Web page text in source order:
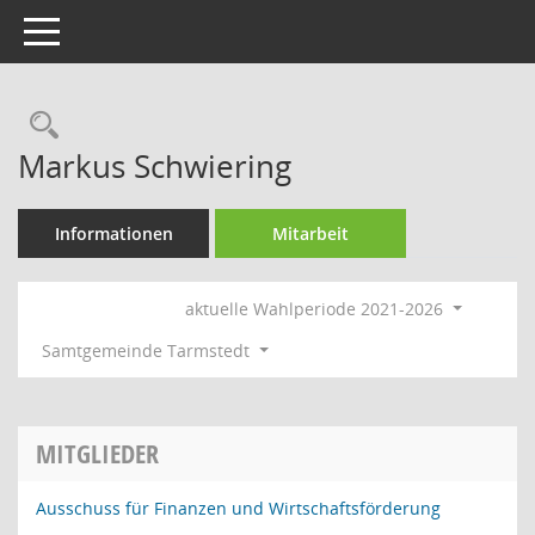
Toggle navigation
Rechercheauswahl
Markus Schwiering
Informationen Mitarbeit
aktuelle Wahlperiode 2021-2026
Samtgemeinde Tarmstedt
MITGLIEDER
Ausschuss für Finanzen und Wirtschaftsförderung